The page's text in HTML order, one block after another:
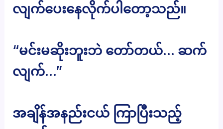
လျက်ပေးနေလိုက်ပါတော့သည်။
“မင်းမဆိုးဘူးဘဲ တော်တယ်… ဆက်
လျက်…”
အချိန်အနည်းငယ် ကြာပြီးသည့်